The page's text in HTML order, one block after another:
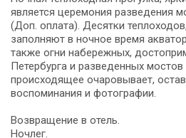
является церемония разведения
(Доп. оплата). Десятки
заполняют в ночное время
также огни набережных,
Петербурга и разведенных
происходящее очаровывает,
воспоминания и фотографии.
Возвращение в отель.
Ночлег.